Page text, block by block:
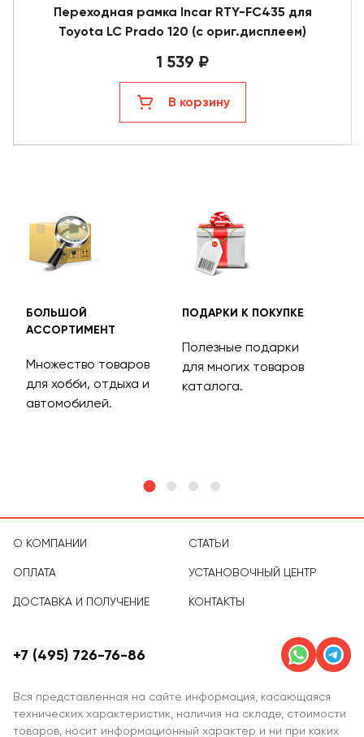
Переходная рамка Incar RTY-FC435 для
Toyota LC Prado 120 (с ориг.дисплеем)
1 539 ₽
В корзину
БОЛЬШОЙ
АССОРТИМЕНТ
Множество товаров
для хобби, отдыха и
автомобилей.
ПОДАРКИ К ПОКУПКЕ
Полезные подарки
для многих товаров
каталога.
О КОМПАНИИ
ОПЛАТА
ДОСТАВКА И ПОЛУЧЕНИЕ
СТАТЬИ
УСТАНОВОЧНЫЙ ЦЕНТР
КОНТАКТЫ
Вся представленная на сайте информация, касающаяся
технических характеристик, наличия на складе, стоимости
товаров, носит информационный характер и ни при каких
+7 (495) 726-76-86